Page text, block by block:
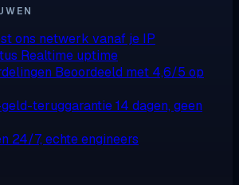
ons netwerk vanaf je IP
Realtime uptime
Beoordeeld met 4,6/5 op
teruggarantie14 dagen, geen
24/7, echte engineers